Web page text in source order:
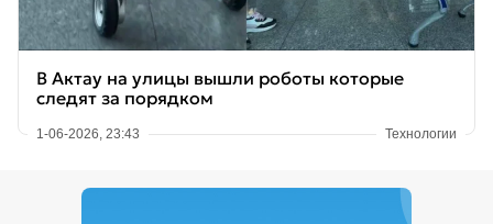
В Актау на улицы вышли роботы которые
следят за порядком
1-06-2026, 23:43 Технологии